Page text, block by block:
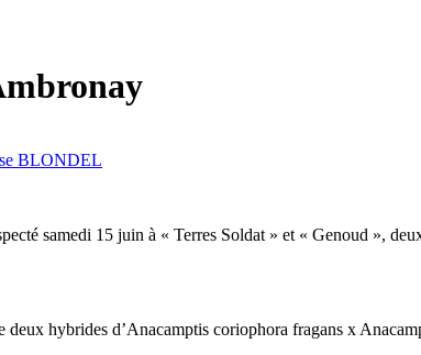
BLONDEL
samedi 15 juin à « Terres Soldat » et « Genoud »,
deux hybrides d’Anacamptis coriophora fragans x